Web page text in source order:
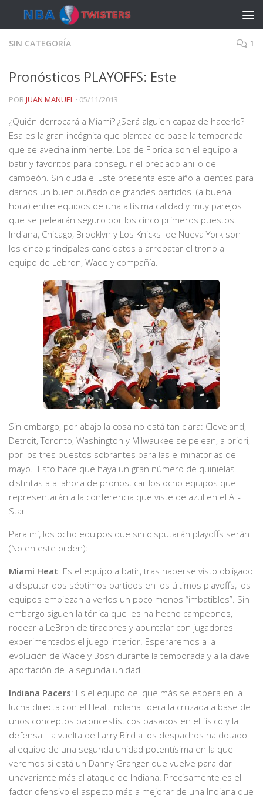
Saltar al contenido
SIN CATEGORÍA 1
Pronósticos PLAYOFFS: Este
PORJUAN MANUEL · 05/11/2013
¿Quién derrocará a Miami? ¿Será alguien capaz de hacerlo?
Esa es la gran incógnita que plantea de base la temporada
que se avecina inminente. Los de Florida son el equipo a
batir y favoritos para conseguir el preciado anillo de
campeón. Sin duda el Este presenta este año alicientes para
darnos un buen puñado de grandes partidos (a buena
hora) entre equipos de una altísima calidad y muy parejos
que se pelearán seguro por los cinco primeros puestos.
Indiana, Chicago, Brooklyn y Los Knicks de Nueva York son
los cinco principales candidatos a arrebatar el trono al
equipo de Lebron, Wade y compañía.
Sin embargo, por abajo la cosa no está tan clara: Cleveland,
Detroit, Toronto, Washington y Milwaukee se pelean, a priori,
por los tres puestos sobrantes para las eliminatorias de
mayo. Esto hace que haya un gran número de quinielas
distintas a al ahora de pronosticar los ocho equipos que
representarán a la conferencia que viste de azul en el All-
Star.
Para mí, los ocho equipos que sin disputarán playoffs serán
(No en este orden):
Miami Heat: Es el equipo a batir, tras haberse visto obligado
a disputar dos séptimos partidos en los últimos playoffs, los
equipos empiezan a verlos un poco menos “imbatibles”. Sin
embargo siguen la tónica que les ha hecho campeones,
rodear a LeBron de tiradores y apuntalar con jugadores
experimentados el juego interior. Esperaremos a la
evolución de Wade y Bosh durante la temporada y a la clave
aportación de la segunda unidad.
Indiana Pacers: Es el equipo del que más se espera en la
lucha directa con el Heat. Indiana lidera la cruzada a base de
unos conceptos baloncestísticos basados en el físico y la
defensa. La vuelta de Larry Bird a los despachos ha dotado
al equipo de una segunda unidad potentísima en la que
veremos si está un Danny Granger que vuelve para dar
unavariante más al ataque de Indiana. Precisamente es el
factor ofensivo el aspecto más a mejorar de una Indiana que